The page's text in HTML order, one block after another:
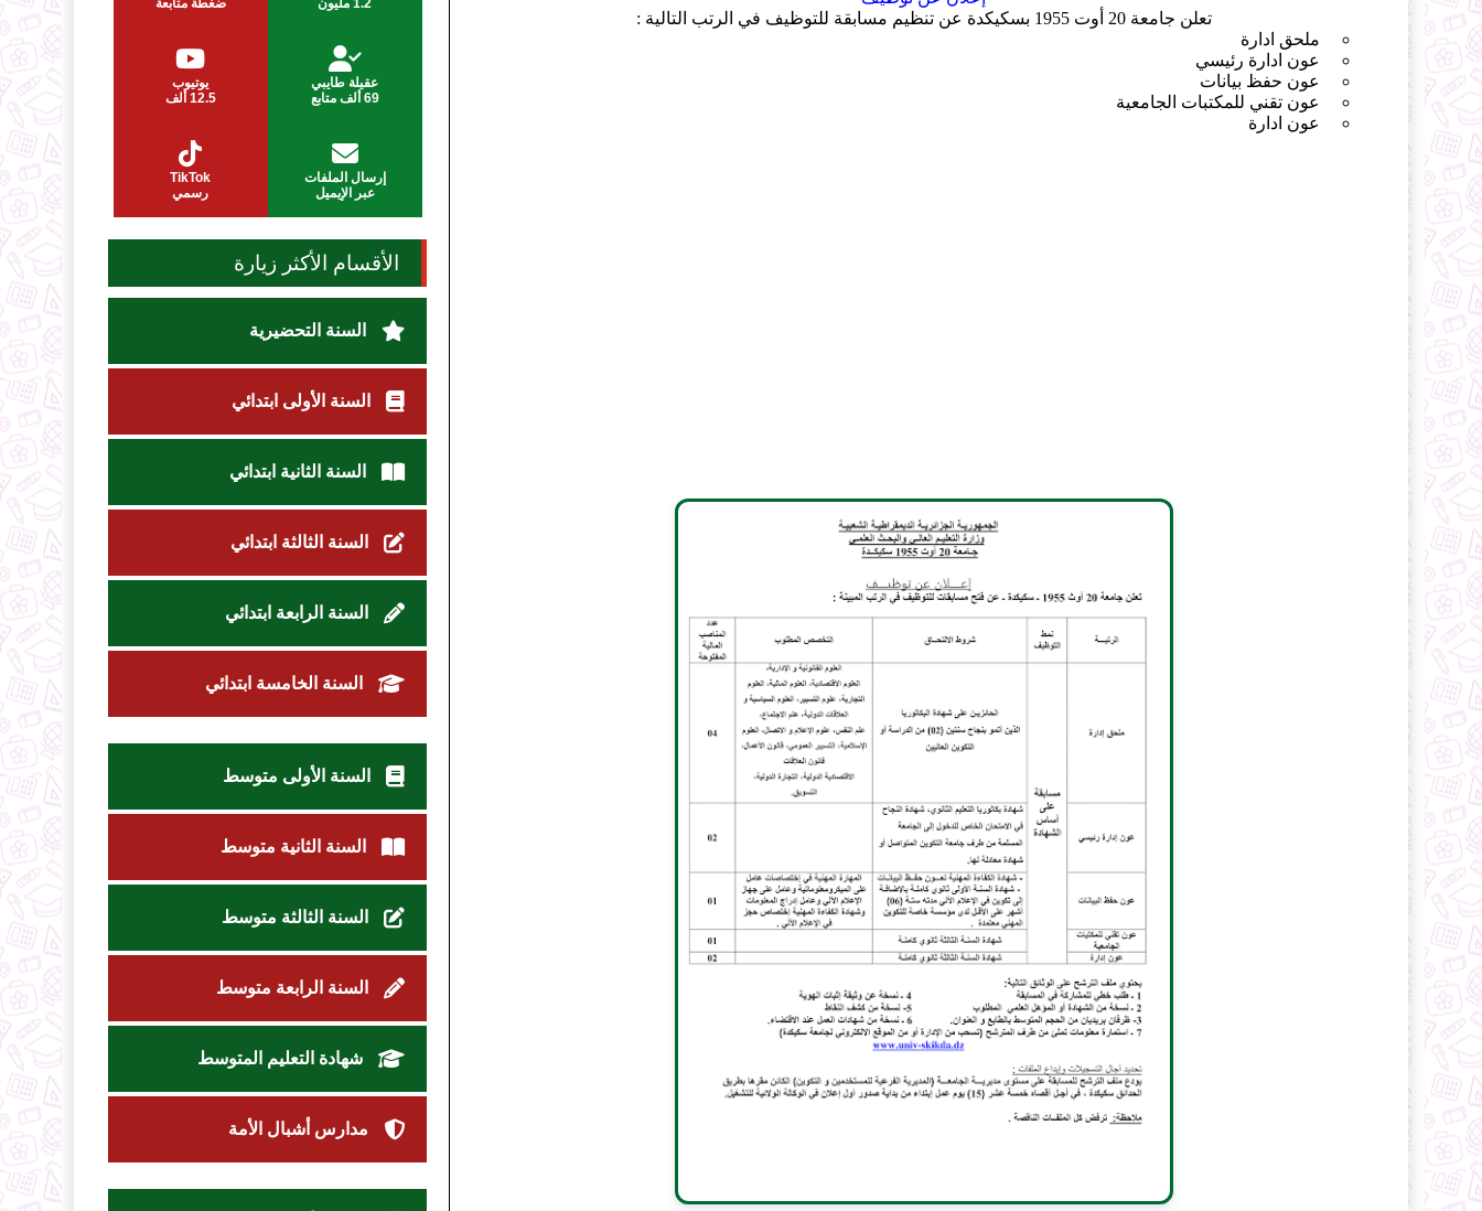
تعلن جامعة 20 أوت 1955 بسكيكدة عن تنظيم مسابقة للتوظيف في الرتب التالية :
ملحق ادارة
عون ادارة رئيسي
عون حفظ بيانات
عون تقني للمكتبات الجامعية
عون ادارة
عقيلة طايبي
69 ألف متابع
يوتيوب
12.5 ألف
إرسال الملفات
عبر الإيميل
TikTok
رسمي
الأقسام الأكثر زيارة
السنة التحضيرية
السنة الأولى ابتدائي
السنة الثانية ابتدائي
السنة الثالثة ابتدائي
السنة الرابعة ابتدائي
السنة الخامسة ابتدائي
السنة الأولى متوسط
السنة الثانية متوسط
السنة الثالثة متوسط
السنة الرابعة متوسط
شهادة التعليم المتوسط
مدارس أشبال الأمة